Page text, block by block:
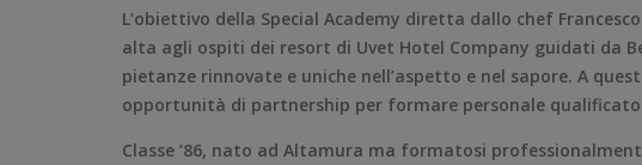
L’obiettivo della Special Academy diretta dallo chef
alta agli ospiti dei resort di Uvet Hotel Company guidati da
pietanze rinnovate e uniche nell’aspetto e nel sapore. A
opportunità di partnership per formare personale
Classe ’86, nato ad Altamura ma formatosi